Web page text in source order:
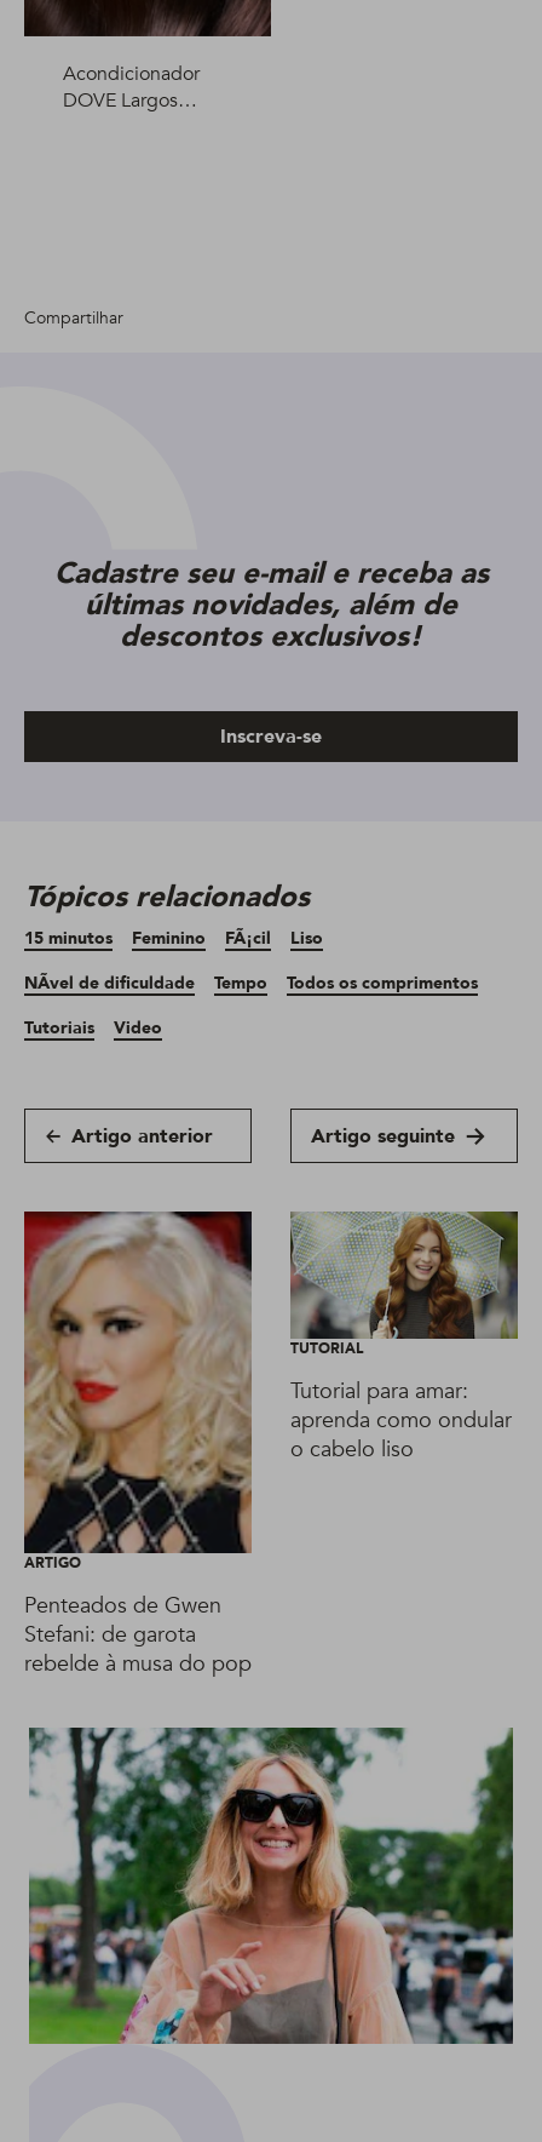
Acondicionador
DOVE Largos
Compartilhar
Cadastre seu e-mail e receba as
últimas novidades, além de
descontos exclusivos!
Inscreva-se
Tópicos relacionados
15 minutos Feminino FÃ¡cil
Liso
NÃ­vel de dificuldade
Tempo
Todos os comprimentos
Tutoriais
Video
Artigo anterior Artigo seguinte
ARTIGO
Penteados de Gwen
Stefani: de garota
rebelde à musa do pop
TUTORIAL
Tutorial para amar:
aprenda como ondular
o cabelo liso